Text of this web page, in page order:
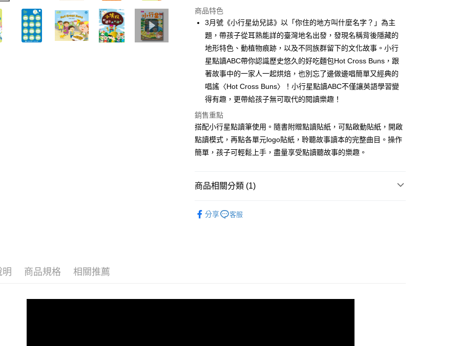
LINE Pay
Apple Pay
街口支付
悠遊付
ATM付款
運送方式
全家取貨付款
付款後全家取貨
7-11取貨付款
商品特色
3月號《小行星幼兒誌》以「你住的地方叫什麼名字？」為主
題，帶孩子從耳熟能詳的臺灣地名出發，發現名稱背後隱藏的
地形特色、動植物痕跡，以及不同族群留下的文化故事。小行
星點讀ABC帶你認識歷史悠久的好吃麵包Hot Cross Buns，跟
著故事中的一家人一起烘焙，也別忘了邊做邊唱簡單又經典的
唱謠〈Hot Cross Buns〉！小行星點讀ABC不僅讓英語學習變
得有趣，更帶給孩子無可取代的閱讀樂趣！
銷售重點
搭配小行星點讀筆使用。隨書附贈點讀貼紙，可點啟動貼紙，開啟
點讀模式，再點各單元logo貼紙，聆聽故事讀本的完整曲目。操作
簡單，孩子可輕鬆上手，盡量享受點讀聽故事的樂趣。
商品相關分類 (1)
分享
客服
明 商品規格 相關推薦